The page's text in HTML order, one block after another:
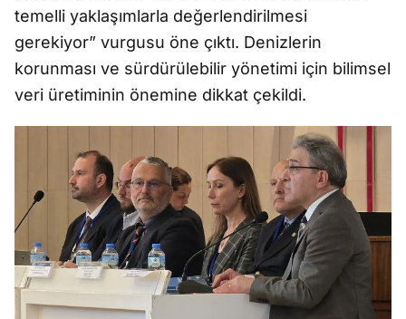
temelli yaklaşımlarla değerlendirilmesi
gerekiyor” vurgusu öne çıktı. Denizlerin
korunması ve sürdürülebilir yönetimi için bilimsel
veri üretiminin önemine dikkat çekildi.